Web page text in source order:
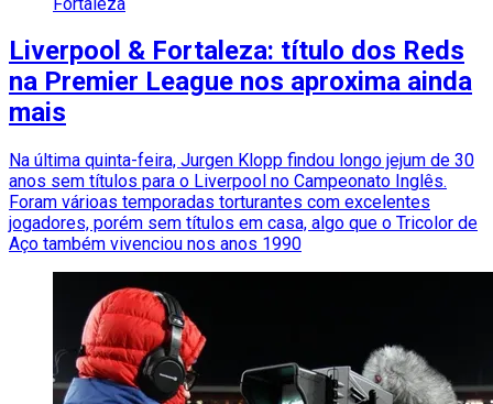
Liverpool & Fortaleza: título dos Reds
na Premier League nos aproxima ainda
mais
Na última quinta-feira, Jurgen Klopp findou longo jejum de 30
anos sem títulos para o Liverpool no Campeonato Inglês.
Foram várioas temporadas torturantes com excelentes
jogadores, porém sem títulos em casa, algo que o Tricolor de
Aço também vivenciou nos anos 1990